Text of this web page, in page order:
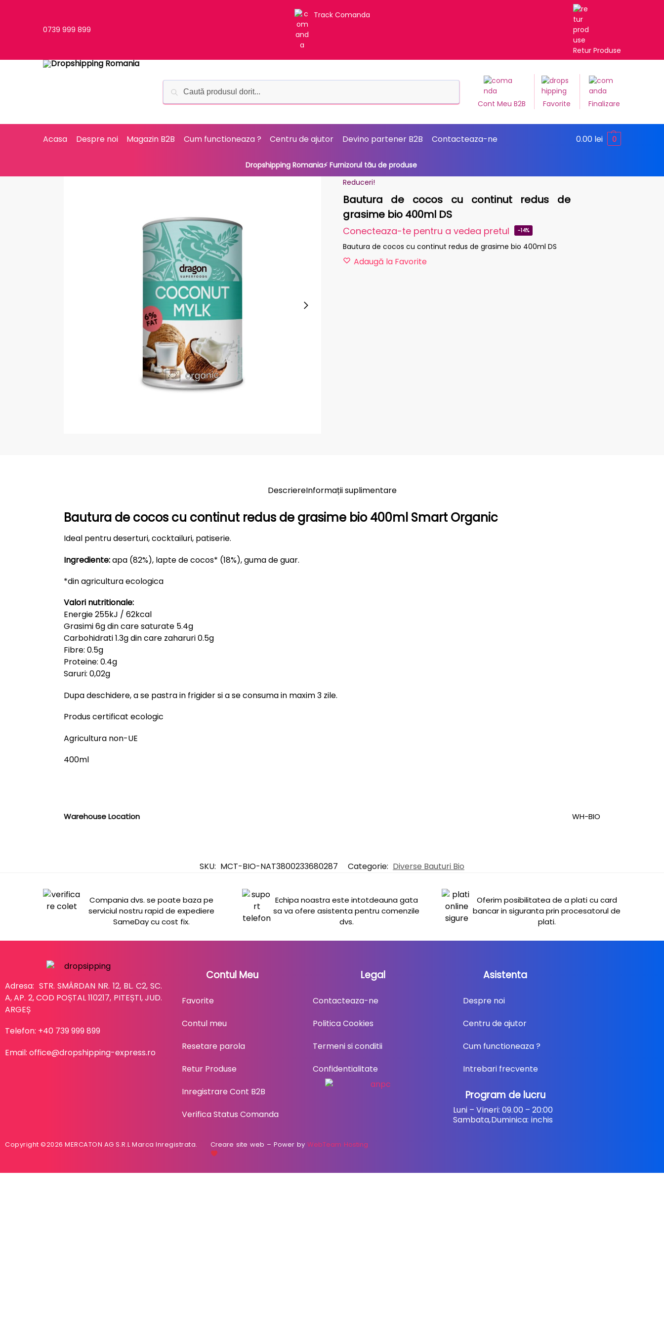
0739 999 899
Track Comanda
Retur Produse
Cont Meu B2B Favorite Finalizare
Acasa Despre noi Magazin B2B Cum functioneaza ? Centru de ajutor Devino partener B2B Contacteaza-ne 0.00 lei 0
Dropshipping Romania⚡ Furnizorul tău de produse
Reduceri!
Bautura de cocos cu continut redus de
grasime bio 400ml DS
Conecteaza-te pentru a vedea pretul -14%
Bautura de cocos cu continut redus de grasime bio 400ml DS
Adaugă la Favorite
DescriereInformații suplimentare
Bautura de cocos cu continut redus de grasime bio 400ml Smart Organic
Ideal pentru deserturi, cocktailuri, patiserie.
Ingrediente:apa (82%), lapte de cocos* (18%), guma de guar.
*din agricultura ecologica
Valori nutritionale:
Energie 255kJ / 62kcal
Grasimi 6g din care saturate 5.4g
Carbohidrati 1.3g din care zaharuri 0.5g
Fibre: 0.5g
Proteine: 0.4g
Saruri: 0,02g
Dupa deschidere, a se pastra in frigider si a se consuma in maxim 3 zile.
Produs certificat ecologic
Agricultura non-UE
400ml
Warehouse Location WH-BIO
SKU: MCT-BIO-NAT3800233680287 Categorie: Diverse Bauturi Bio
Compania dvs. se poate baza pe
serviciul nostru rapid de expediere
SameDay cu cost fix.
Echipa noastra este intotdeauna gata
sa va ofere asistenta pentru comenzile
dvs.
Oferim posibilitatea de a plati cu card
bancar in siguranta prin procesatorul de
plati.
Adresa: STR. SMÂRDAN NR. 12, BL. C2, SC.
A, AP. 2, COD POȘTAL 110217, PITEȘTI, JUD.
ARGEȘ
Telefon: +40 739 999 899
Email: office@dropshipping-express.ro
Contul Meu
Favorite
Contul meu
Resetare parola
Retur Produse
Inregistrare Cont B2B
Verifica Status Comanda
Legal
Contacteaza-ne
Politica Cookies
Termeni si conditii
Confidentialitate
Asistenta
Despre noi
Centru de ajutor
Cum functioneaza ?
Intrebari frecvente
Program de lucru
Luni – Vineri: 09.00 – 20:00
Sambata,Duminica: inchis
Copyright ©2026 MERCATON AG S.R.L Marca Inregistrata. Creare site web – Power byWebTeam Hosting